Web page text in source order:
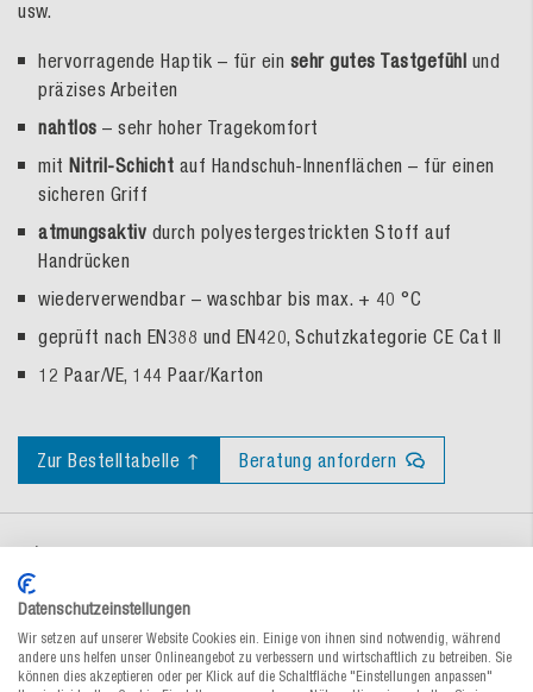
usw.
hervorragende Haptik – für ein sehr gutes Tastgefühl und
präzises Arbeiten
nahtlos – sehr hoher Tragekomfort
mit Nitril-Schicht auf Handschuh-Innenflächen – für einen
sicheren Griff
atmungsaktiv durch polyestergestrickten Stoff auf
Handrücken
wiederverwendbar – waschbar bis max. + 40 °C
geprüft nach EN388 und EN420, Schutzkategorie CE Cat II
12 Paar/VE, 144 Paar/Karton
Zur Bestelltabelle ↑ Beratung anfordern
Datenschutzeinstellungen
Wir setzen auf unserer Website Cookies ein. Einige von ihnen sind notwendig, während
andere uns helfen unser Onlineangebot zu verbessern und wirtschaftlich zu betreiben. Sie
können dies akzeptieren oder per Klick auf die Schaltfläche "Einstellungen anpassen"